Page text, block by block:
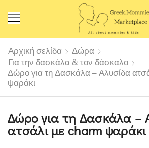
Αρχική σελίδα
Δώρα
Για την δασκάλα & τον δάσκαλο
Δώρο για τη Δασκάλα – Αλυσίδα
ψαράκι
Δώρο για τη Δασκάλα –
ατσάλι με charm ψαράκι